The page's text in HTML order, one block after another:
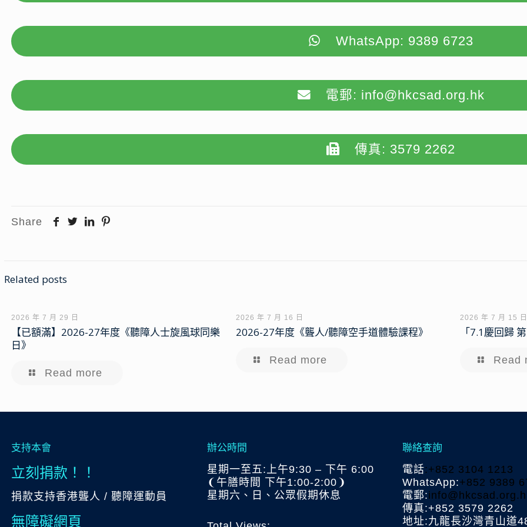
WhatsApp: 9389 6723
電郵: info@hkcsad.org.hk
傳真: 3579 2262
Share
Related posts
2026 年 7 月 29 日
【已額滿】2026-27年度《聽障人士旋風球同樂
日》
Read more
2026 年 7 月 16 日
2026-27年度《聾人/聽障空手道體驗課程》
Read more
2026 年 7 月 15
「7.1慶回歸
Read
支持本會
立刻捐款！！
捐款支持香港聾人 / 聽障運動員
無障礙網頁
辦公時間
星期一至五:上午9:30 – 下午 6:00
❨午膳時間 下午1:00-2:00❩
星期六、日、公眾假期休息
聯絡查詢
電話:+852 3104 1213
WhatsApp:+852 9389
電郵:
傳真:+852 3579 2262
地址:九龍長沙灣青山道